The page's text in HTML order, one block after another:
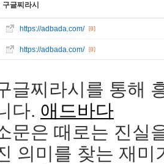
구글찌라시
https://adbada.com/ [0]
https://adbada.com/ [0]
글찌라시를 통해
다. 애드바다
문은 때로는 진실
의미를 찾는 재미